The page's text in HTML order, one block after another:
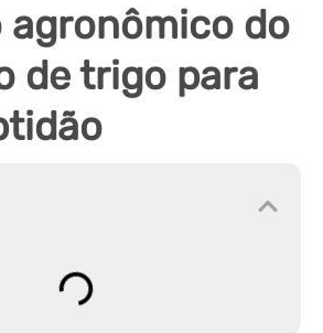
agronômico do
de trigo para